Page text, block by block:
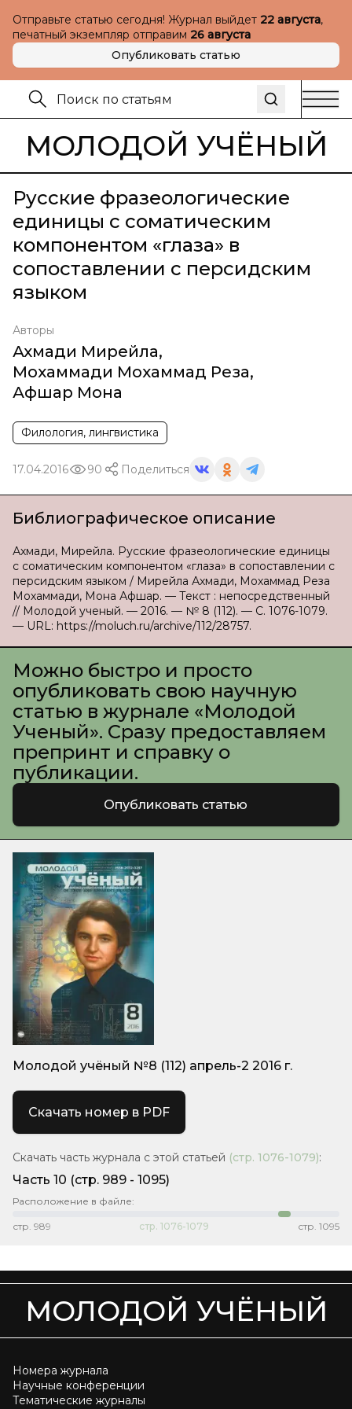
Отправьте статью сегодня! Журнал выйдет 22 августа,
печатный экземпляр отправим 26 августа
Опубликовать статью
МОЛОДОЙ УЧЁНЫЙ
Русские фразеологические
единицы с соматическим
компонентом «глаза» в
сопоставлении с персидским
языком
Авторы
Ахмади Мирейла,
Мохаммади Мохаммад Реза,
Афшар Мона
Филология, лингвистика
17.04.2016 90 Поделиться
Библиографическое описание
Ахмади, Мирейла. Русские фразеологические единицы
с соматическим компонентом «глаза» в сопоставлении с
персидским языком / Мирейла Ахмади, Мохаммад Реза
Мохаммади, Мона Афшар. — Текст : непосредственный
// Молодой ученый. — 2016. — № 8 (112). — С. 1076-1079.
— URL: https://moluch.ru/archive/112/28757.
Можно быстро и просто
опубликовать свою научную
статью в журнале «Молодой
Ученый». Сразу предоставляем
препринт и справку о
публикации.
Опубликовать статью
Молодой учёный №8 (112) апрель-2 2016 г.
Скачать номер в PDF
Скачать часть журнала с этой статьей (стр. 1076-1079):
Часть 10 (cтр. 989 - 1095)
Расположение в файле:
стр. 989 стр.1076-1079 стр. 1095
МОЛОДОЙ УЧЁНЫЙ
Номера журнала
Научные конференции
Тематические журналы